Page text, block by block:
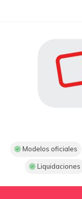
Modelos oficiales
Liquidaciones